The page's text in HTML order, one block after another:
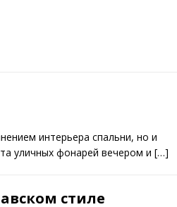
интерьера спальни, но и
уличных фонарей вечером и […]
стиле